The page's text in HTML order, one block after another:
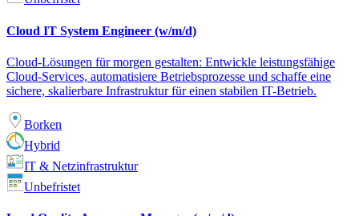
Cloud IT System Engineer (w/m/d)
Cloud-Lösungen für morgen gestalten: Entwickle leistungsfähige
Cloud-Services, automatisiere Betriebsprozesse und schaffe eine
sichere, skalierbare Infrastruktur für einen stabilen IT-Betrieb.
Borken
Hybrid
IT & Netzinfrastruktur
Unbefristet